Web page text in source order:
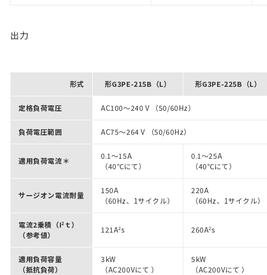
出力
形式 形G3PE-215B（L） 形G3PE-225B（L）
定格負荷電圧 AC100～240 V （50/60Hz）
負荷電圧範囲 AC75～264 V （50/60Hz）
適用負荷電流＊
0.1～15A
（40℃にて）
0.1～25A
（40℃にて）
サージオン電流耐量
150A
（60Hz、1サイクル）
220A
（60Hz、1サイクル）
電流2乗積（I2 ｔ）
（参考値）
121A2s 260A2s
適用負荷容量
（抵抗負荷）
3kW
（AC200Vにて ）
5kW
（AC200Vにて ）